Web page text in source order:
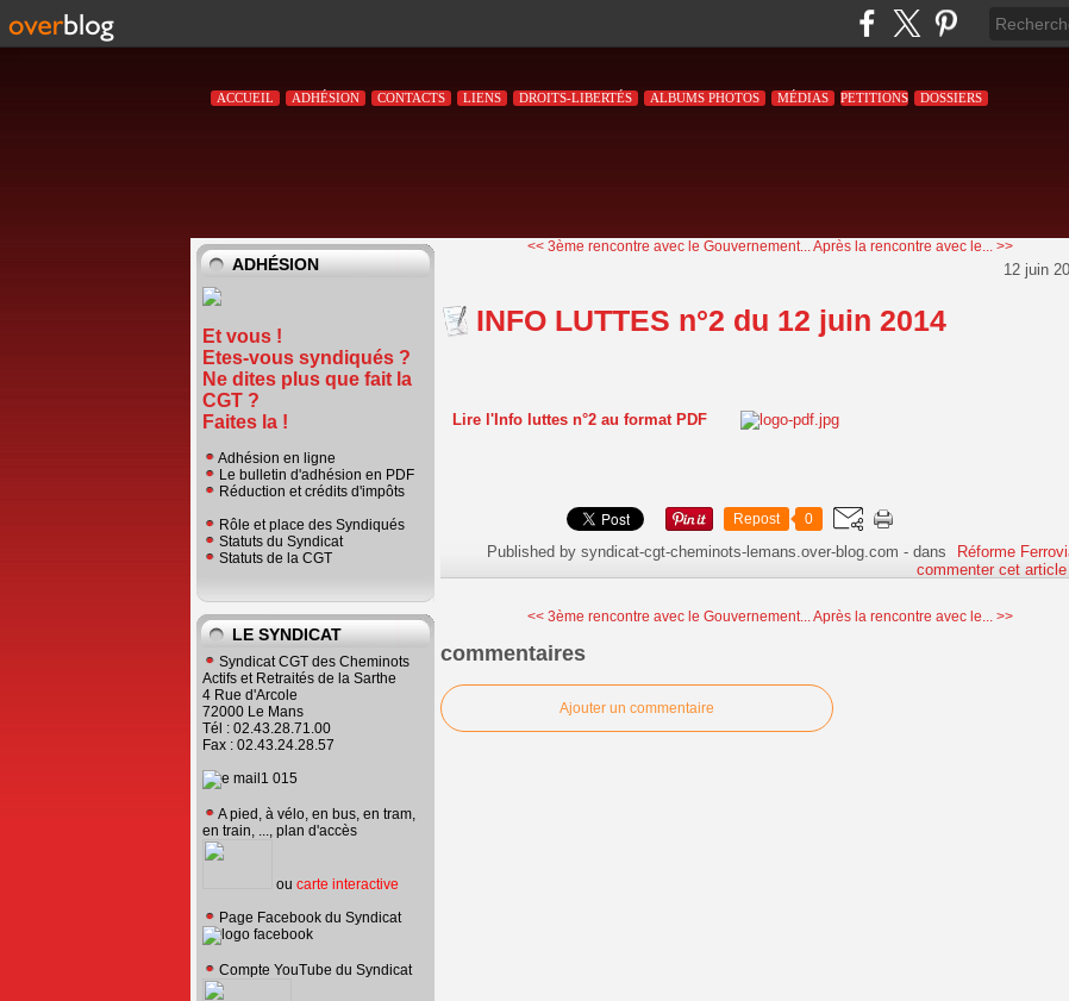
ACCUEIL ADHÉSION CONTACTS LIENS DROITS-LIBERTÉS ALBUMS PHOTOS MÉDIAS PETITIONS DOSSIERS
ADHÉSION
Et vous !
Etes-vous syndiqués ?
Ne dites plus que fait la
CGT ?
Faites la !
Adhésion en ligne
Le bulletin d'adhésion en PDF
Réduction et crédits d'impôts
Rôle et place des Syndiqués
Statuts du Syndicat
Statuts de la CGT
LE SYNDICAT
Syndicat CGT des Cheminots
Actifs et Retraités de la Sarthe
4 Rue d'Arcole
72000 Le Mans
Tél : 02.43.28.71.00
Fax : 02.43.24.28.57
A pied, à vélo, en bus, en tram,
en train, ..., plan d'accès
ou carte interactive
Page Facebook du Syndicat
Compte YouTube du Syndicat
<< 3ème rencontre avec le Gouvernement...Après la rencontre avec le... >>
12 juin
INFO LUTTES n°2 du 12 juin 2014
Lire l'Info luttes n°2 au format PDF
Repost 0
Published by syndicat-cgt-cheminots-lemans.over-blog.com - dans
Réforme
commenter cet article
<< 3ème rencontre avec le Gouvernement... Après la rencontre avec le... >>
commentaires
Ajouter un commentaire